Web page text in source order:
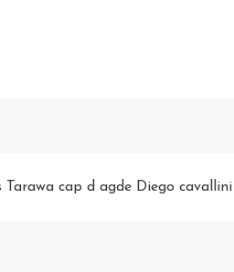
cap d agde Diego cavallini